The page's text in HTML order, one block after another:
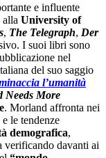
e influente
alla University of
, The Telegraph, Der
I suoi libri sono
nel
del suo saggio
l’umanità
Needs More
. Morland affronta nei
le tendenze
demografica,
verificando davanti ai